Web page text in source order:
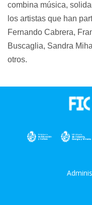
combina música,
los artistas que han
Fernando Cabrera,
Buscaglia, Sandra
otros.